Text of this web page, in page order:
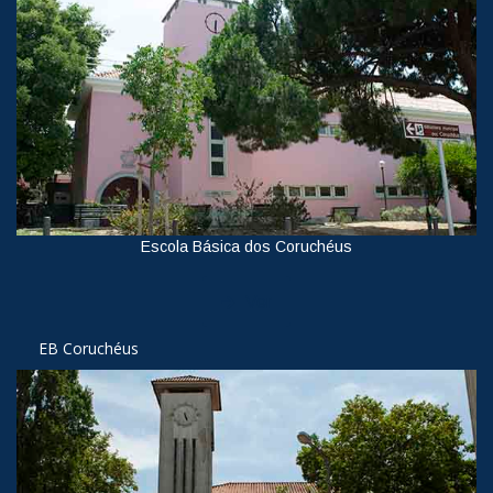
Escola Básica dos Coruchéus
EB Coruchéus